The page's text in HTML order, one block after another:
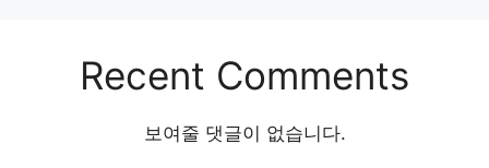
Recent Comments
보여줄 댓글이 없습니다.